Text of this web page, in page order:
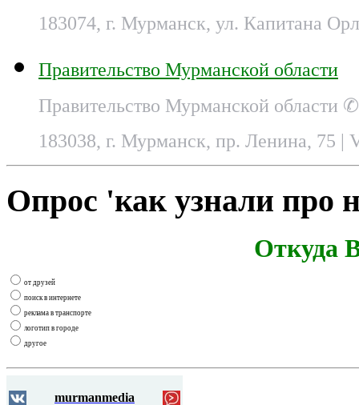
183074, г. Мурманск, ул. Капитана
Правительство Мурманской области
Правительство Мурманской области
183038, г. Мурманск, пр. Ленина, 75 |
Опрос 'как узнали про
Откуда
от друзей
поиск в интернете
реклама в транспорте
логотип в городе
другое
murmanmedia